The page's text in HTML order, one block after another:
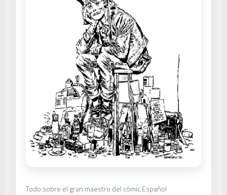
Todo sobre el gran maestro del cómic Español